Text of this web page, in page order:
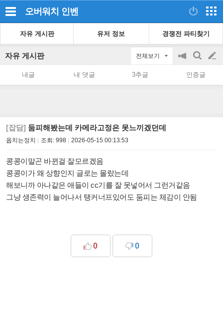
오버워치 인벤
자유 게시판 유저 정보 경쟁전 파티찾기
자유 게시판 전체보기
공
on/off
검
색
글
쓰
내글 내 댓글 3추글 인증글
[잡담] 둠피해봤는데 카메라고정은 못느끼겠던데
옵치는정치 조회: 998 2026-05-15 00:13:53
콩콩이말곤 바뀐걸 잘모르겠음
콩콩이가 왜 상향인지 글로는 몰랐는데
해보니까 아나같은 애들이 cc기를 잘 못넣어서 그런거같음
그냥 생존력이 늘어나서 탱커너프있어도 둠피는 체감이 안됨
0 0